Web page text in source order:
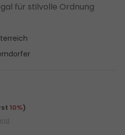
für stilvolle Ordnung
10%)